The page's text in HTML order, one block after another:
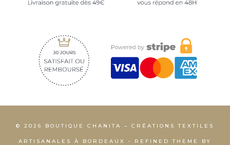
© 2026 BOUTIQUE CHANITA – CRÉATIONS TEXTILES
ARTISANALES À BORDEAUX • REFINED THEME BY